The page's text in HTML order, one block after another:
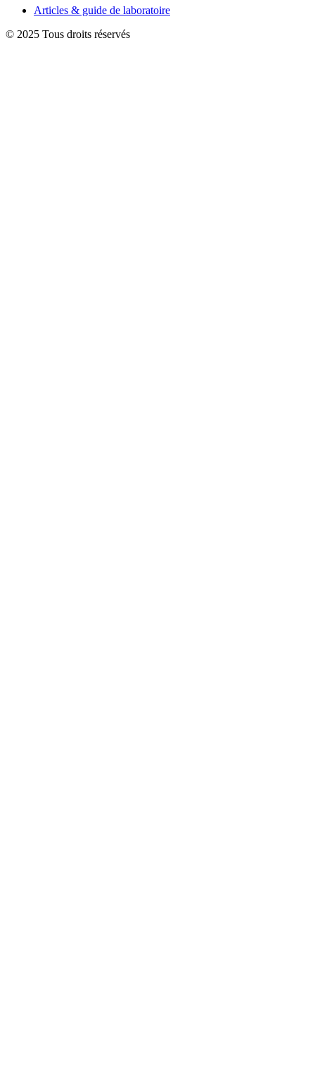
Articles & guide de laboratoire
© 2025 Tous droits réservés